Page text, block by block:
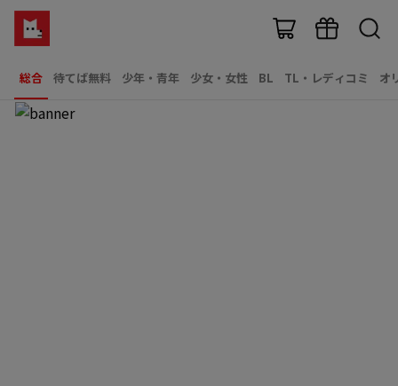
総合 待てば無料 少年・青年 少女・女性 BL TL・レディコミ オ